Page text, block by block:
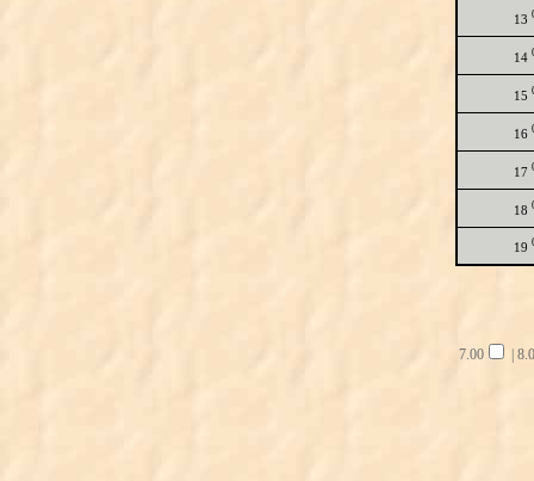
13
14
15
16
17
18
19
7.00